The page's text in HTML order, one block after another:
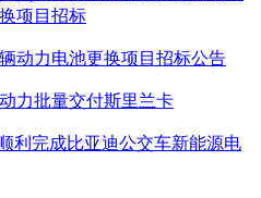
项目招标
动力电池更换项目招标公告
力批量交付斯里兰卡
利完成比亚迪公交车新能源电